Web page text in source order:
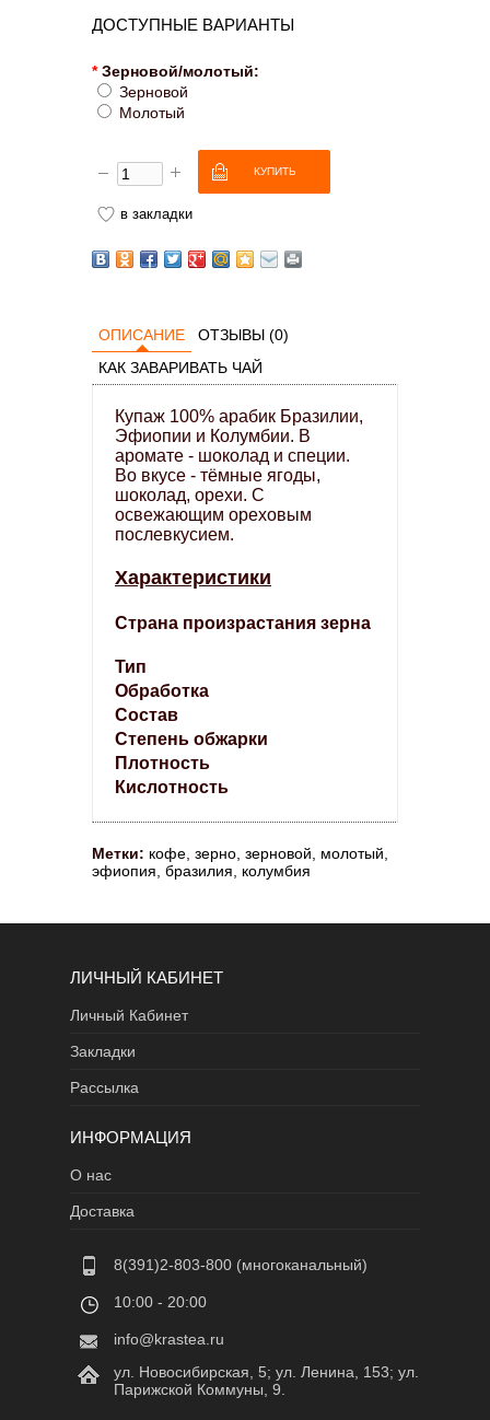
ДОСТУПНЫЕ ВАРИАНТЫ
* Зерновой/молотый:
Зерновой
Молотый
в закладки
ОПИСАНИЕ
ОТЗЫВЫ (0)
КАК ЗАВАРИВАТЬ ЧАЙ
Купаж 100% арабик Бразилии,
Эфиопии и Колумбии. В
аромате - шоколад и специи.
Во вкусе - тёмные ягоды,
шоколад, орехи. С
освежающим ореховым
послевкусием.
Характеристики
Страна произрастания зерна
Тип
Обработка
Состав
Степень обжарки
Плотность
Кислотность
Метки: кофе зерно зерновой молотый
эфиопия бразилия колумбия
ЛИЧНЫЙ КАБИНЕТ
Личный Кабинет
Закладки
Рассылка
ИНФОРМАЦИЯ
О нас
Доставка
8(391)2-803-800 (многоканальный)
10:00 - 20:00
info@krastea.ru
ул. Новосибирская, 5; ул. Ленина, 153; ул.
Парижской Коммуны, 9.